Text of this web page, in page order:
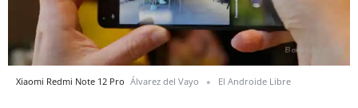
Xiaomi Redmi Note 12 Pro Álvarez del Vayo El Androide Libre